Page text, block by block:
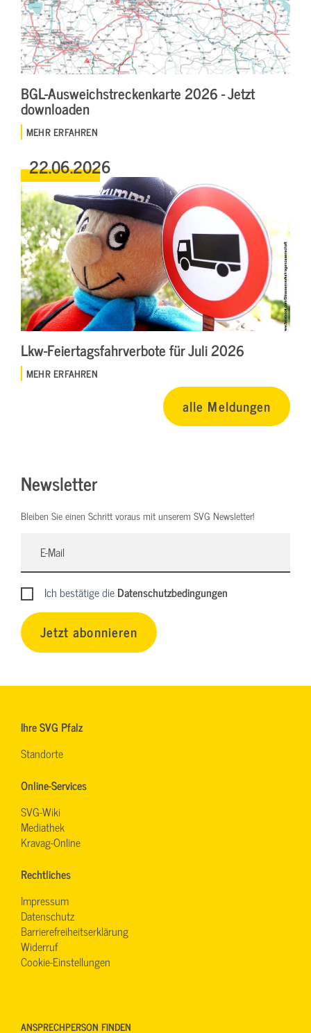
BGL-Ausweichstreckenkarte 2026 - Jetzt
downloaden
MEHR ERFAHREN
22.06.2026
Lkw-Feiertagsfahrverbote für Juli 2026
MEHR ERFAHREN
alle Meldungen
Newsletter
Bleiben Sie einen Schritt voraus mit unserem SVG Newsletter!
Ich bestätige dieDatenschutzbedingungen
Jetzt abonnieren
Ihre SVG Pfalz
Standorte
Online-Services
SVG-Wiki
Mediathek
Kravag-Online
Rechtliches
Impressum
Datenschutz
Barrierefreiheitserklärung
Widerruf
Cookie-Einstellungen
ANSPRECHPERSON FINDEN